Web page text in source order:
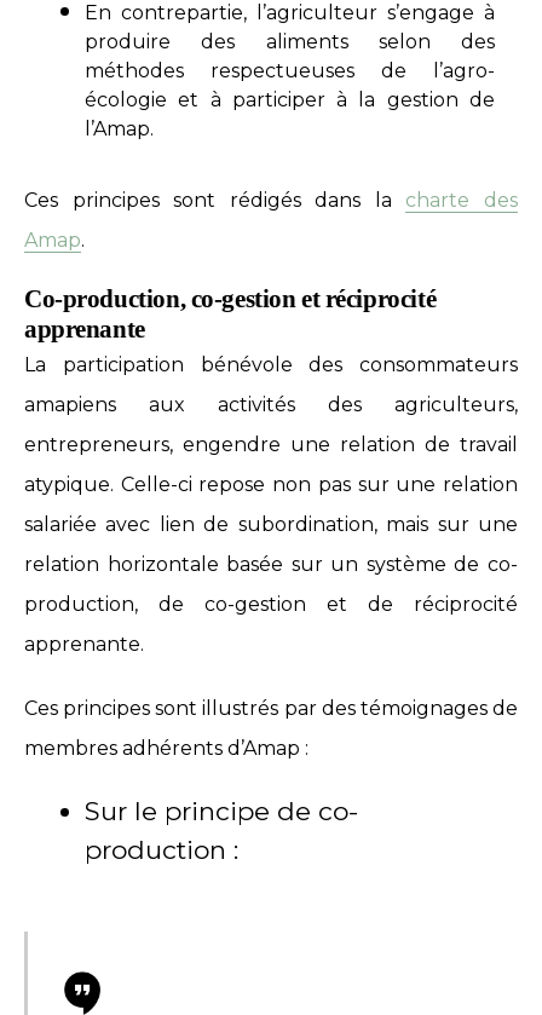
En contrepartie, l’agriculteur s’engage à
produire des aliments selon des
méthodes respectueuses de l’agro-
écologie et à participer à la gestion de
l’Amap.
Ces principes sont rédigés dans la charte des
Amap.
Co-production, co-gestion et réciprocité
apprenante
La participation bénévole des consommateurs
amapiens aux activités des agriculteurs,
entrepreneurs, engendre une relation de travail
atypique. Celle-ci repose non pas sur une relation
salariée avec lien de subordination, mais sur une
relation horizontale basée sur un système de co-
production, de co-gestion et de réciprocité
apprenante.
Ces principes sont illustrés par des témoignages de
membres adhérents d’Amap :
Sur le principe de co-
production :